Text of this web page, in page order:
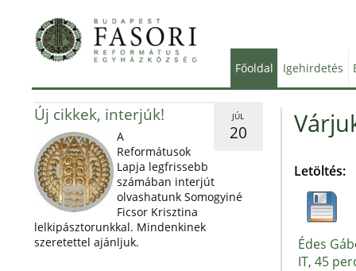
Főoldal Igehirdetés
JÚL
20
Új cikkek, interjúk!
A
Reformátusok
Lapja legfrissebb
számában interjút
olvashatunk Somogyiné
Ficsor Krisztina
lelkipásztorunkkal. Mindenkinek
szeretettel ajánljuk.
Letöltés:
Édes
IT, 45